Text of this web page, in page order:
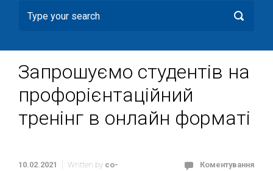
Запрошуємо студентів на
профорієнтаційний
тренінг в онлайн форматі
10.02.2021 Written by co-
Коментування